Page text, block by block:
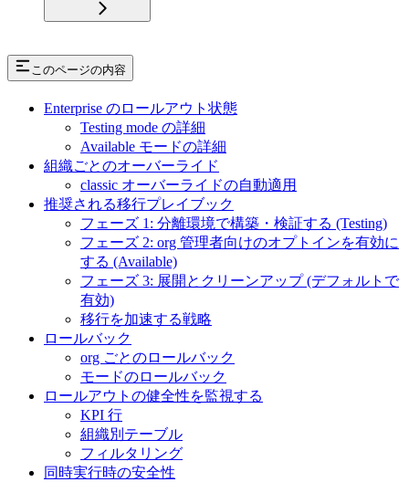
このページの内容
Enterprise のロールアウト状態
Testing mode の詳細
Available モードの詳細
組織ごとのオーバーライド
classic オーバーライドの自動適用
推奨される移行プレイブック
フェーズ 1: 分離環境で構築・検証する (Testing)
フェーズ 2: org 管理者向けのオプトインを有効に
する (Available)
フェーズ 3: 展開とクリーンアップ (デフォルトで
有効)
移行を加速する戦略
ロールバック
org ごとのロールバック
モードのロールバック
ロールアウトの健全性を監視する
KPI 行
組織別テーブル
フィルタリング
同時実行時の安全性